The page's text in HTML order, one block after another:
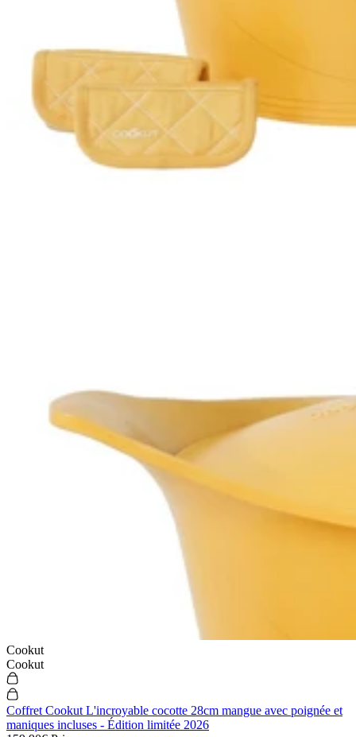
Cookut
Cookut
Coffret Cookut L'incroyable cocotte 28cm mangue avec poignée et
maniques incluses - Édition limitée 2026